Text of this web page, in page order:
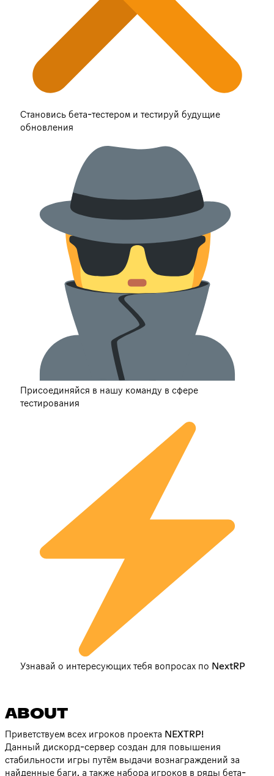
Становись бета-тестером и тестируй будущие
обновления
Присоединяйся в нашу команду в сфере
тестирования
Узнавай о интересующих тебя вопросах по NextRP
ABOUT
Приветствуем всех игроков проекта NEXTRP!
Данный дискорд-сервер создан для повышения
стабильности игры путём выдачи вознаграждений за
найденные баги, а также набора игроков в ряды бета-